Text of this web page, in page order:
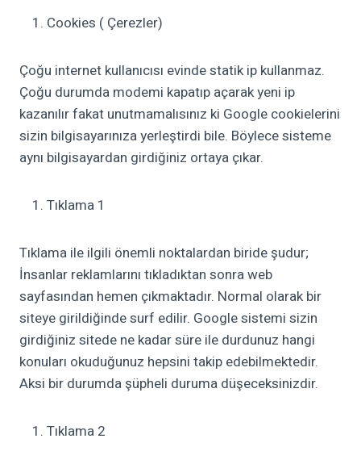
Cookies ( Çerezler)
Çoğu internet kullanıcısı evinde statik ip kullanmaz.
Çoğu durumda modemi kapatıp açarak yeni ip
kazanılır fakat unutmamalısınız ki Google cookielerini
sizin bilgisayarınıza yerleştirdi bile. Böylece sisteme
aynı bilgisayardan girdiğiniz ortaya çıkar.
Tıklama 1
Tıklama ile ilgili önemli noktalardan biride şudur;
İnsanlar reklamlarını tıkladıktan sonra web
sayfasından hemen çıkmaktadır. Normal olarak bir
siteye girildiğinde surf edilir. Google sistemi sizin
girdiğiniz sitede ne kadar süre ile durdunuz hangi
konuları okuduğunuz hepsini takip edebilmektedir.
Aksi bir durumda şüpheli duruma düşeceksinizdir.
Tıklama 2